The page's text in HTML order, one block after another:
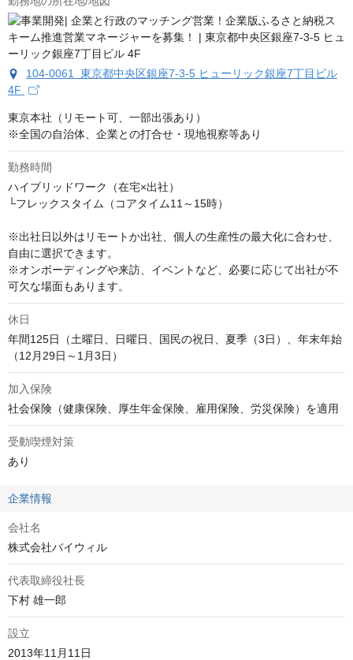
104-0061 東京都中央区銀座7‐3‐5 ヒューリック銀座7丁目ビル
4F
東京本社（リモート可、一部出張あり）
※全国の自治体、企業との打合せ・現地視察等あり
勤務時間
ハイブリッドワーク（在宅×出社）
└フレックスタイム（コアタイム11～15時）
※出社日以外はリモートか出社、個人の生産性の最大化に合わせ、
自由に選択できます。
※オンボーディングや来訪、イベントなど、必要に応じて出社が不
可欠な場面もあります。
休日
年間125日（土曜日、日曜日、国民の祝日、夏季（3日）、年末年始
（12月29日～1月3日）
加入保険
社会保険（健康保険、厚生年金保険、雇用保険、労災保険）を適用
受動喫煙対策
あり
企業情報
会社名
株式会社バイウィル
代表取締役社長
下村 雄一郎
設立
2013年11月11日